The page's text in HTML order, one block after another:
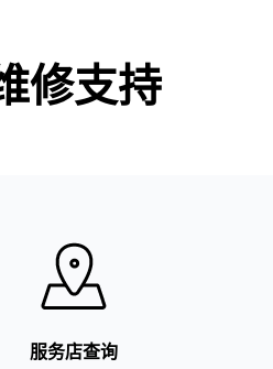
修支持
服务店查询